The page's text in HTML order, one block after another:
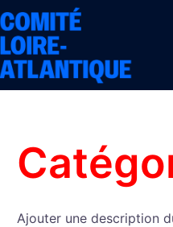
Ajouter une description